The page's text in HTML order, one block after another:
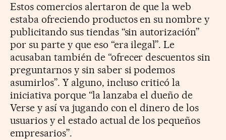
Estos comercios alertaron de que la web
estaba ofreciendo productos en su nombre y
publicitando sus tiendas “sin autorización”
por su parte y que eso “era ilegal”. Le
acusaban también de “ofrecer descuentos sin
preguntarnos y sin saber si podemos
asumirlos”. Y alguno, incluso criticó la
iniciativa porque “la lanzaba el dueño de
Verse y así va jugando con el dinero de los
usuarios y el estado actual de los pequeños
empresarios”.